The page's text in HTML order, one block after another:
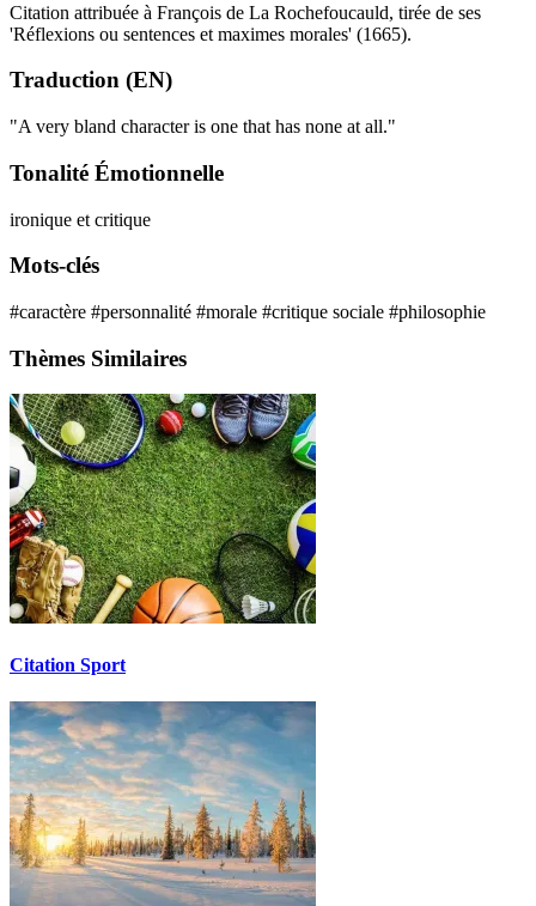
Citation attribuée à François de La Rochefoucauld, tirée de ses
'Réflexions ou sentences et maximes morales' (1665).
Traduction (EN)
"A very bland character is one that has none at all."
Tonalité Émotionnelle
ironique et critique
Mots-clés
#caractère #personnalité #morale #critique sociale #philosophie
Thèmes Similaires
Citation Sport